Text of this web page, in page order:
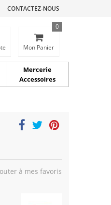
CONTACTEZ-NOUS
Mon Panier
0
Mercerie
Accessoires
à mes favoris